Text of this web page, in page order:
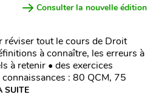
Consulter la nouvelle édition
réviser tout le cours de Droit
à connaître, les erreurs à
à retenir • des exercices
: 80 QCM, 75
SUITE